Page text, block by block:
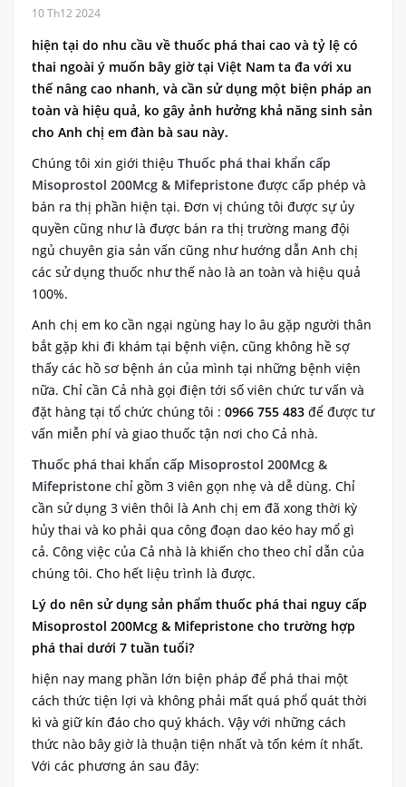
10 Th12 2024
hiện tại do nhu cầu về thuốc phá thai cao và tỷ lệ có
thai ngoài ý muốn bây giờ tại Việt Nam ta đa với xu
thế nâng cao nhanh, và cần sử dụng một biện pháp an
toàn và hiệu quả, ko gây ảnh hưởng khả năng sinh sản
cho Anh chị em đàn bà sau này.
Chúng tôi xin giới thiệu Thuốc phá thai khẩn cấp
Misoprostol 200Mcg & Mifepristone được cấp phép và
bán ra thị phần hiện tại. Đơn vị chúng tôi được sự ủy
quyền cũng như là được bán ra thị trường mang đội
ngủ chuyên gia sản vấn cũng như hướng dẫn Anh chị
các sử dụng thuốc như thế nào là an toàn và hiệu quả
100%.
Anh chị em ko cần ngại ngùng hay lo âu gặp người thân
bắt gặp khi đi khám tại bệnh viện, cũng không hề sợ
thấy các hồ sơ bệnh án của mình tại những bệnh viện
nữa. Chỉ cần Cả nhà gọi điện tới số viên chức tư vấn và
đặt hàng tại tổ chức chúng tôi : 0966 755 483 để được tư
vấn miễn phí và giao thuốc tận nơi cho Cả nhà.
Thuốc phá thai khẩn cấp Misoprostol 200Mcg &
Mifepristone chỉ gồm 3 viên gọn nhẹ và dễ dùng. Chỉ
cần sử dụng 3 viên thôi là Anh chị em đã xong thời kỳ
hủy thai và ko phải qua công đoạn dao kéo hay mổ gì
cả. Công việc của Cả nhà là khiến cho theo chỉ dẫn của
chúng tôi. Cho hết liệu trình là được.
Lý do nên sử dụng sản phẩm thuốc phá thai nguy cấp
Misoprostol 200Mcg & Mifepristone cho trường hợp
phá thai dưới 7 tuần tuổi?
hiện nay mang phần lớn biện pháp để phá thai một
cách thức tiện lợi và không phải mất quá phổ quát thời
kì và giữ kín đáo cho quý khách. Vậy với những cách
thức nào bây giờ là thuận tiện nhất và tốn kém ít nhất.
Với các phương án sau đây: